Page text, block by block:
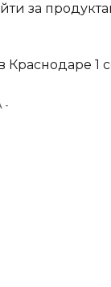
за
Краснодаре 1
-